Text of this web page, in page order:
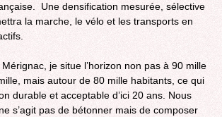
Une densification mesurée, sélective
la marche, le vélo et les transports en
je situe l’horizon non pas à 90 mille
mais autour de 80 mille habitants, ce qui
durable et acceptable d’ici 20 ans. Nous
s’agit pas de bétonner mais de composer